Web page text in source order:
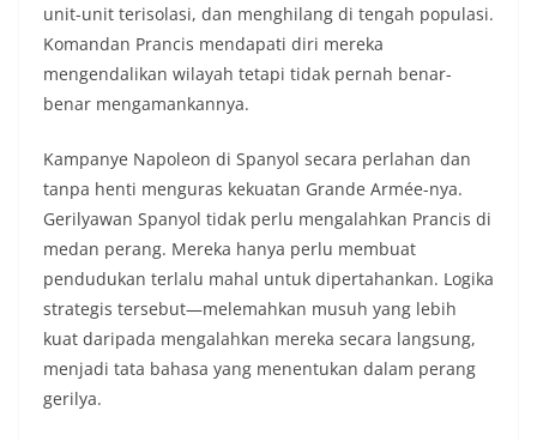
unit-unit terisolasi, dan menghilang di tengah populasi.
Komandan Prancis mendapati diri mereka
mengendalikan wilayah tetapi tidak pernah benar-
benar mengamankannya.
Kampanye Napoleon di Spanyol secara perlahan dan
tanpa henti menguras kekuatan Grande Armée-nya.
Gerilyawan Spanyol tidak perlu mengalahkan Prancis di
medan perang. Mereka hanya perlu membuat
pendudukan terlalu mahal untuk dipertahankan. Logika
strategis tersebut—melemahkan musuh yang lebih
kuat daripada mengalahkan mereka secara langsung,
menjadi tata bahasa yang menentukan dalam perang
gerilya.